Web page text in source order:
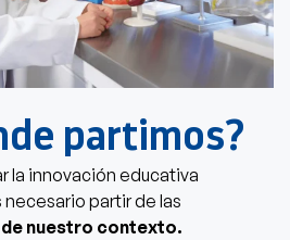
partimos?
la innovación educativa
partir de las
nuestro contexto.